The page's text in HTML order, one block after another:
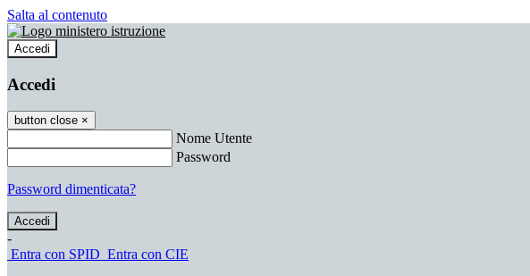
Salta al contenuto
Accedi
Accedi
button close ×
Nome Utente
Password
Password dimenticata?
-
Entra con SPID Entra con CIE